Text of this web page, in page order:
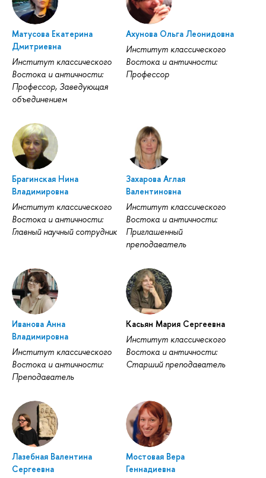
Матусова Екатерина
Дмитриевна
Институт классического
Востока и античности:
Профессор, Заведующая
объединением
Ахунова Ольга Леонидовна
Институт классического
Востока и античности:
Профессор
Брагинская Нина
Владимировна
Институт классического
Востока и античности:
Главный научный сотрудник
Захарова Аглая
Валентиновна
Институт классического
Востока и античности:
Приглашенный
преподаватель
Иванова Анна
Владимировна
Институт классического
Востока и античности:
Преподаватель
Касьян Мария Сергеевна
Институт классического
Востока и античности:
Старший преподаватель
Лазебная Валентина
Сергеевна
Мостовая Вера
Геннадиевна